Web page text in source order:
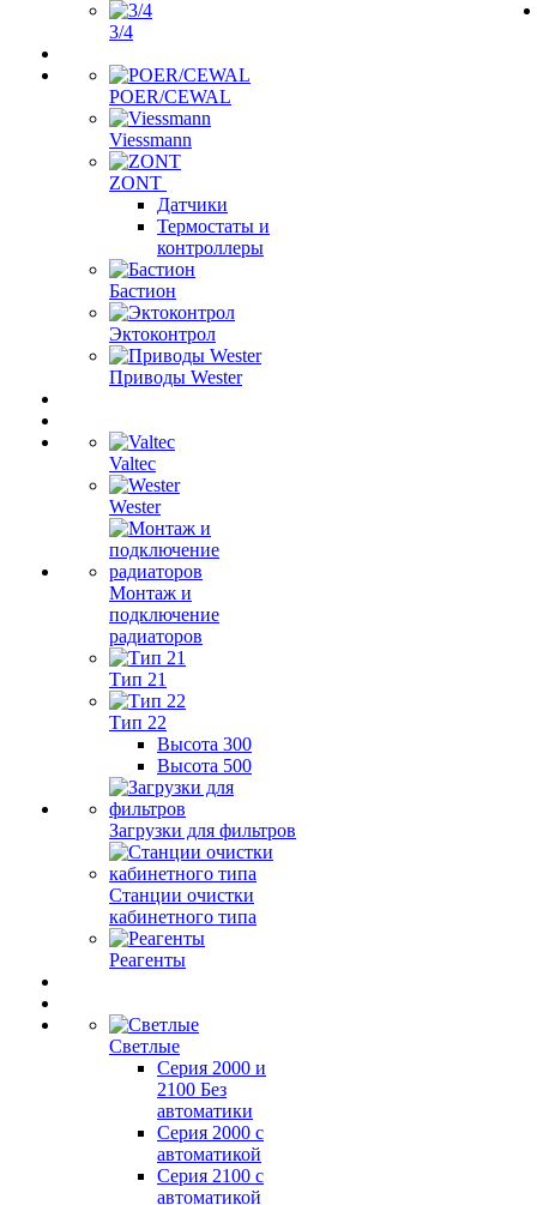
3/4
POER/CEWAL
Viessmann
ZONT
Датчики
Термостаты и
контроллеры
Бастион
Эктоконтрол
Приводы Wester
Valtec
Wester
Монтаж и
подключение
радиаторов
Тип 21
Тип 22
Высота 300
Высота 500
Загрузки для фильтров
Станции очистки
кабинетного типа
Реагенты
Светлые
Серия 2000 и
2100 Без
автоматики
Серия 2000 с
автоматикой
Серия 2100 с
автоматикой